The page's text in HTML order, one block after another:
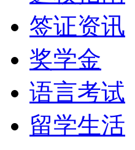
签证资讯
奖学金
语言考试
留学生活